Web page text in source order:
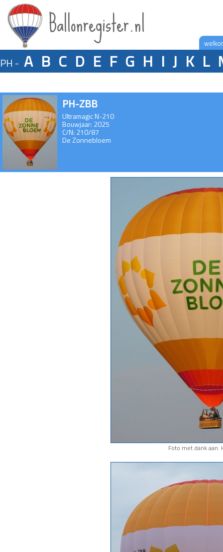
Ballonregister.nl
PH - A B C D E F G H I J K L
PH-ZBB
Ultramagic N-210
Bouwjaar: 2025
C/N: 210/87
De Zonnebloem
Foto met dank aan: